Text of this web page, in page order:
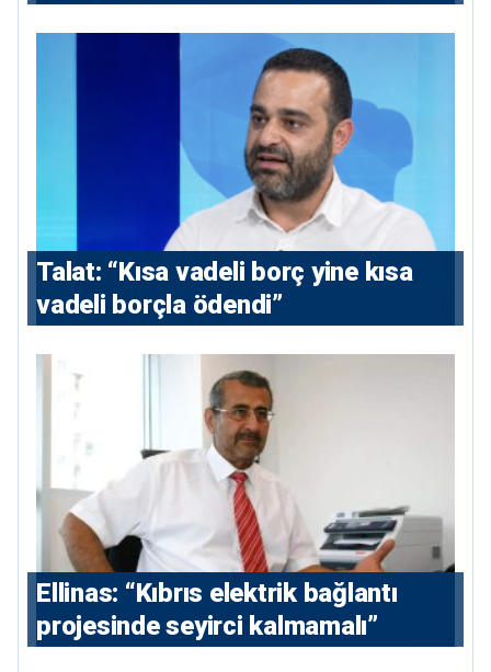
Talat: “Kısa vadeli borç yine kısa
vadeli borçla ödendi”
Ellinas: “Kıbrıs elektrik bağlantı
projesinde seyirci kalmamalı”